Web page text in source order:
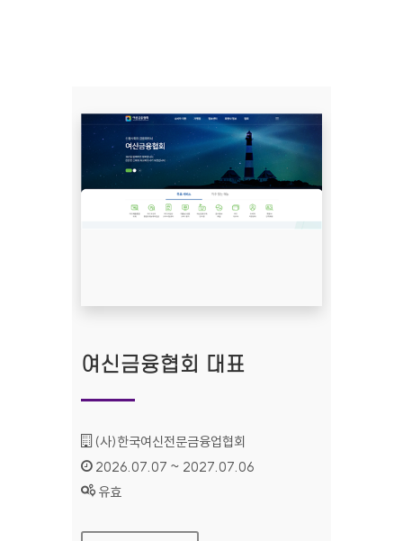
여신금융협회 대표
기관명 :
(사)한국여신전문금융업협회
인증기간 :
2026.07.07 ~ 2027.07.06
상태 :
유효